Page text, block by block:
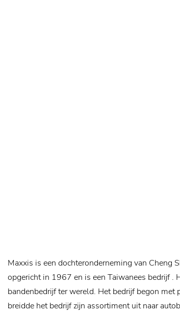
Maxxis is een dochteronderneming van Cheng
opgericht in 1967 en is een Taiwanees bedrijf .
bandenbedrijf ter wereld. Het bedrijf begon met
breidde het bedrijf zijn assortiment uit naar